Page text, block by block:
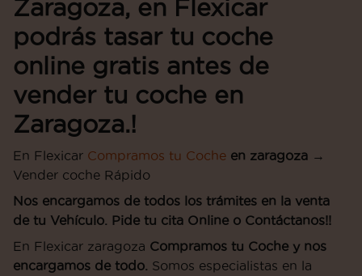
Zaragoza, en Flexicar
podrás tasar tu coche
online gratis antes de
vender tu coche en
Zaragoza.!
En Flexicar Compramos tu Coche en zaragoza →
Vender coche Rápido
Nos encargamos de todos los trámites en la venta
de tu Vehículo. Pide tu cita Online o Contáctanos!!
En Flexicar zaragoza Compramos tu Coche y nos
encargamos de todo. Somos especialistas en la